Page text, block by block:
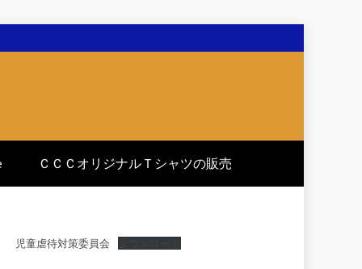
ＣＣＣオリジナルＴシャツの販売
児童虐待対策委員会